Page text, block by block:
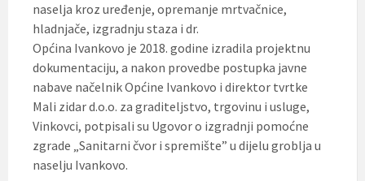
naselja kroz uređenje, opremanje mrtvačnice,
hladnjače, izgradnju staza i dr.
Općina Ivankovo je 2018. godine izradila projektnu
dokumentaciju, a nakon provedbe postupka javne
nabave načelnik Općine Ivankovo i direktor tvrtke
Mali zidar d.o.o. za graditeljstvo, trgovinu i usluge,
Vinkovci, potpisali su Ugovor o izgradnji pomoćne
zgrade „Sanitarni čvor i spremište” u dijelu groblja u
naselju Ivankovo.